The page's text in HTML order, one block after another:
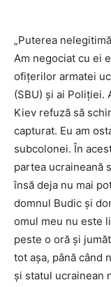
„Puterea
Am negociat cu ei
ofițerilor armatei
(SBU) și ai Poliției.
Kiev refuză să
capturat. Eu am
subcolonei. În
partea ucraineană
însă deja nu mai
domnul Budic și
omul meu nu este
peste o oră și
tot așa, până când
și statul ucrainean